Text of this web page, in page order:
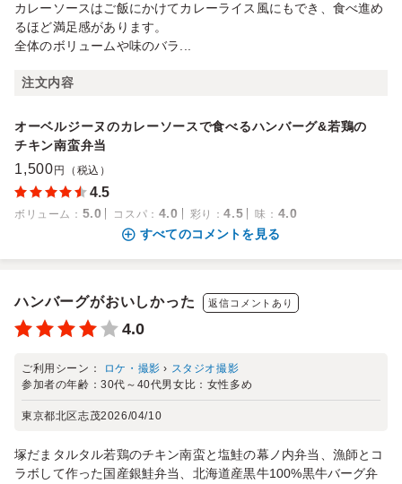
カレーソースはご飯にかけてカレーライス風にもでき、食べ進め
るほど満足感があります。
全体のボリュームや味のバラ...
注文内容
オーベルジーヌのカレーソースで食べるハンバーグ&若鶏の
チキン南蛮弁当
1,500 円（税込）
4.5
ボリューム ： 5.0 コスパ ： 4.0 彩り ：4.5 味 ： 4.0
すべてのコメントを見る
ハンバーグがおいしかった 返信コメントあり
4.0
ご利用シーン： ロケ・撮影 › スタジオ撮影
参加者の年齢：30代～40代男女比： 女性多め
東京都北区志茂2026/04/10
塚だまタルタル若鶏のチキン南蛮と塩鮭の幕ノ内弁当、漁師とコ
ラボして作った国産銀鮭弁当、北海道産黒牛100%黒牛バーグ弁